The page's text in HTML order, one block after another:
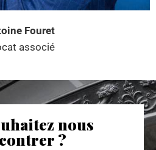
Fouret
associé
nous
?